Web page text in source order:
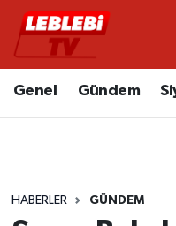
Genel Gündem
HABERLER GÜNDEM
Hava Durumu
Süper Lig Puan